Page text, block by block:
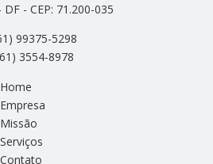
DF - CEP: 71.200-035
99375-5298
3554-8978
Home
Empresa
Missão
Serviços
Contato